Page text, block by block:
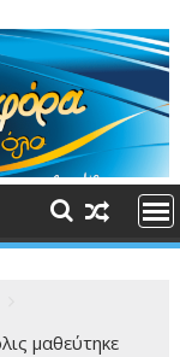
μαθεύτηκε